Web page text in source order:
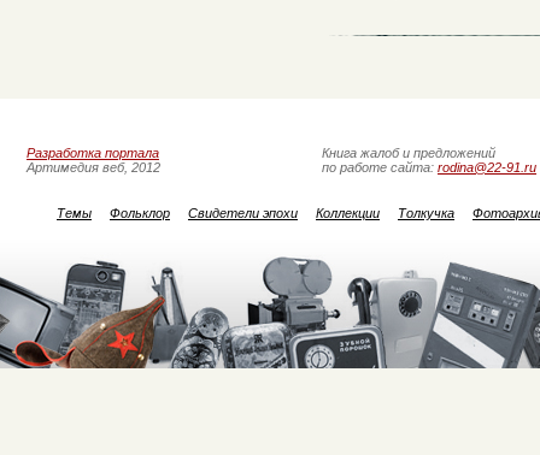
Разработка портала
Артимедия веб, 2012
Книга жалоб и предложений
по работе сайта: rodina@22-91.ru
Темы Фольклор Свидетели эпохи Коллекции Толкучка